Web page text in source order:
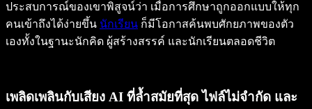
ประสบการณ์ของเขาพิสูจน์ว่า เมื่อการศึกษาถูกออกแบบให้ทุก
คนเข้าถึงได้ง่ายขึ้น นักเรียน ก็มีโอกาสค้นพบศักยภาพของตัว
เองทั้งในฐานะนักคิด ผู้สร้างสรรค์ และนักเรียนตลอดชีวิต
เพลิดเพลินกับเสียง AI ที่ล้ำสมัยที่สุด ไฟล์ไม่จำกัด และ